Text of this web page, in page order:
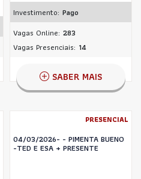
Investimento: Pago
Vagas Online: 283
Vagas Presenciais: 14
SABER MAIS
PRESENCIAL
04/03/2026- - PIMENTA BUENO
-TED E ESA + PRESENTE